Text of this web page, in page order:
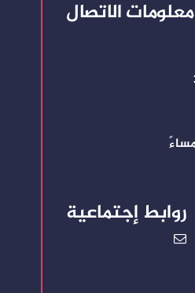
معلومات الاتصال
روابط إجتماعية